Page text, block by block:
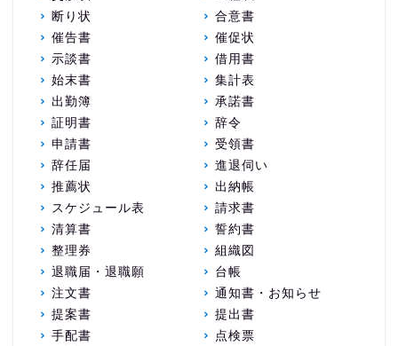
断り状
合意書
催告書
催促状
示談書
借用書
始末書
集計表
出勤簿
承諾書
証明書
辞令
申請書
受領書
辞任届
進退伺い
推薦状
出納帳
スケジュール表
請求書
清算書
誓約書
整理券
組織図
退職届・退職願
台帳
注文書
通知書・お知らせ
提案書
提出書
手配書
点検票